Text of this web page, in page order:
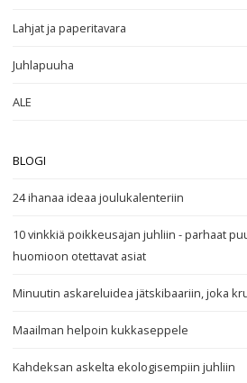
Lahjat ja paperitavara
Juhlapuuha
ALE
BLOGI
24 ihanaa ideaa joulukalenteriin
10 vinkkiä poikkeusajan juhliin - parhaat
huomioon otettavat asiat
Minuutin askareluidea jätskibaariin, joka
Maailman helpoin kukkaseppele
Kahdeksan askelta ekologisempiin juhliin